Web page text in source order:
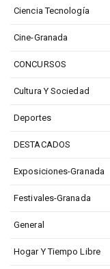
Ciencia Tecnología
Cine-Granada
CONCURSOS
Cultura Y Sociedad
Deportes
DESTACADOS
Exposiciones-Granada
Festivales-Granada
General
Hogar Y Tiempo Libre